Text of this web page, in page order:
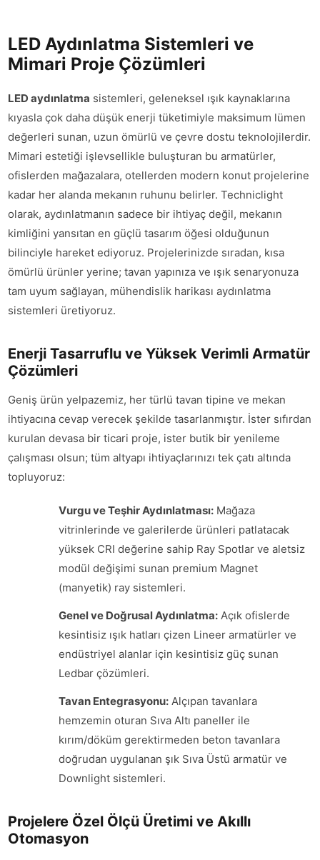
LED Aydınlatma Sistemleri ve
Mimari Proje Çözümleri
LED aydınlatma sistemleri, geleneksel ışık kaynaklarına
kıyasla çok daha düşük enerji tüketimiyle maksimum lümen
değerleri sunan, uzun ömürlü ve çevre dostu teknolojilerdir.
Mimari estetiği işlevsellikle buluşturan bu armatürler,
ofislerden mağazalara, otellerden modern konut projelerine
kadar her alanda mekanın ruhunu belirler. Techniclight
olarak, aydınlatmanın sadece bir ihtiyaç değil, mekanın
kimliğini yansıtan en güçlü tasarım öğesi olduğunun
bilinciyle hareket ediyoruz. Projelerinizde sıradan, kısa
ömürlü ürünler yerine; tavan yapınıza ve ışık senaryonuza
tam uyum sağlayan, mühendislik harikası aydınlatma
sistemleri üretiyoruz.
Enerji Tasarruflu ve Yüksek Verimli Armatür
Çözümleri
Geniş ürün yelpazemiz, her türlü tavan tipine ve mekan
ihtiyacına cevap verecek şekilde tasarlanmıştır. İster sıfırdan
kurulan devasa bir ticari proje, ister butik bir yenileme
çalışması olsun; tüm altyapı ihtiyaçlarınızı tek çatı altında
topluyoruz:
Vurgu ve Teşhir Aydınlatması: Mağaza
vitrinlerinde ve galerilerde ürünleri patlatacak
yüksek CRI değerine sahip Ray Spotlar ve aletsiz
modül değişimi sunan premium Magnet
(manyetik) ray sistemleri.
Genel ve Doğrusal Aydınlatma: Açık ofislerde
kesintisiz ışık hatları çizen Lineer armatürler ve
endüstriyel alanlar için kesintisiz güç sunan
Ledbar çözümleri.
Tavan Entegrasyonu: Alçıpan tavanlara
hemzemin oturan Sıva Altı paneller ile
kırım/döküm gerektirmeden beton tavanlara
doğrudan uygulanan şık Sıva Üstü armatür ve
Downlight sistemleri.
Projelere Özel Ölçü Üretimi ve Akıllı
Otomasyon